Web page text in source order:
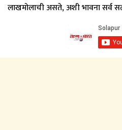
लाखमोलाची असते, अशी भावना सर्व